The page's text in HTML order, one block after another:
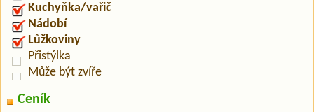
Kuchyňka/vařič
Nádobí
Lůžkoviny
Přistýlka
Může být zvíře
Ceník